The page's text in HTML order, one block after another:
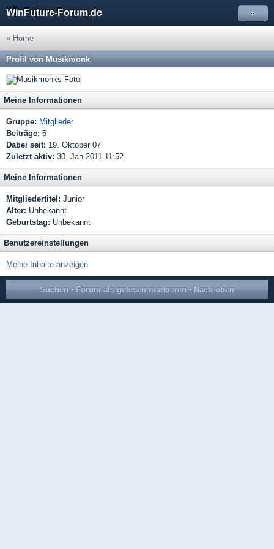
WinFuture-Forum.de »
« Home
Profil von Musikmonk
Meine Informationen
Gruppe: Mitglieder
Beiträge: 5
Dabei seit: 19. Oktober 07
Zuletzt aktiv: 30. Jan 2011 11:52
Meine Informationen
Mitgliedertitel: Junior
Alter: Unbekannt
Geburtstag: Unbekannt
Benutzereinstellungen
Meine Inhalte anzeigen
Suchen · Forum als gelesen markieren · Nach oben